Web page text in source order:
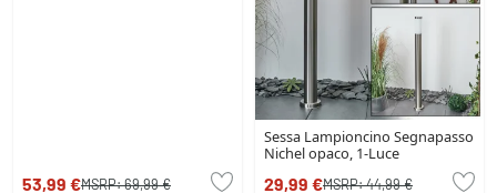
53,99 €MSRP:69,99 €
Sessa Lampioncino Segnapasso
Nichel opaco, 1-Luce
29,99 €MSRP:44,99 €